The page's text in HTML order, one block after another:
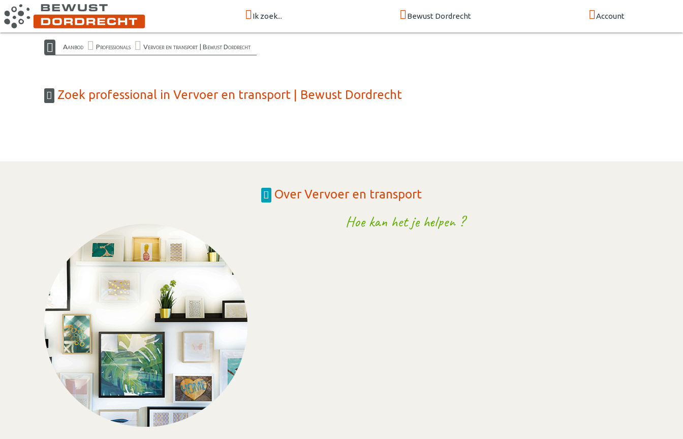
Ik zoek... Bewust Dordrecht Account
Aanbod Professionals Vervoer en transport | Bewust Dordrecht
Zoek professional in Vervoer en transport | Bewust Dordrecht
Over Vervoer en transport
Hoe kan het je helpen ?